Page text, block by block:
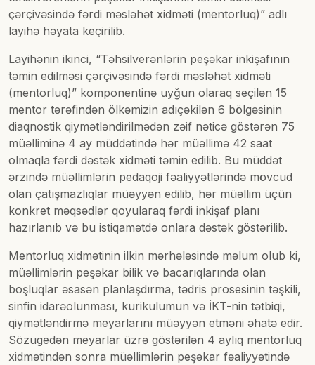
çərçivəsində fərdi məsləhət xidməti (mentorluq)” adlı
layihə həyata keçirilib.
Layihənin ikinci, “Təhsilverənlərin peşəkar inkişafının
təmin edilməsi çərçivəsində fərdi məsləhət xidməti
(mentorluq)” komponentinə uyğun olaraq seçilən 15
mentor tərəfindən ölkəmizin adıçəkilən 6 bölgəsinin
diaqnostik qiymətləndirilmədən zəif nəticə göstərən 75
müəlliminə 4 ay müddətində hər müəllimə 42 saat
olmaqla fərdi dəstək xidməti təmin edilib. Bu müddət
ərzində müəllimlərin pedaqoji fəaliyyətlərində mövcud
olan çatışmazlıqlar müəyyən edilib, hər müəllim üçün
konkret məqsədlər qoyularaq fərdi inkişaf planı
hazırlanıb və bu istiqamətdə onlara dəstək göstərilib.
Mentorluq xidmətinin ilkin mərhələsində məlum olub ki,
müəllimlərin peşəkar bilik və bacarıqlarında olan
boşluqlar əsasən planlaşdırma, tədris prosesinin təşkili,
sinfin idarəolunması, kurikulumun və İKT-nin tətbiqi,
qiymətləndirmə meyarlarını müəyyən etməni əhatə edir.
Sözügedən meyarlar üzrə göstərilən 4 aylıq mentorluq
xidmətindən sonra müəllimlərin peşəkar fəaliyyətində